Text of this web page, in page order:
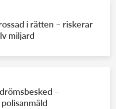
i rätten – riskerar
miljard
–